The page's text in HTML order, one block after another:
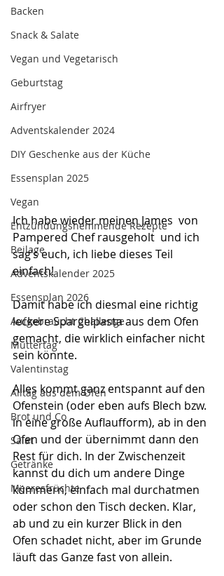
Backen
Snack & Salate
Vegan und Vegetarisch
Geburtstag
Airfryer
Adventskalender 2024
DIY Geschenke aus der Küche
Essensplan 2025
Vegan
Entzündungshemmende Rezepte
Beilage
Adventskalender 2025
Essensplan 2026
Aufgebraucht Challenge
Muttertag
Valentinstag
Alltag aus dem Ofen
Brot und Co
Salat
Getränke
Meeresfrüchte
Ich habe wieder meinen James  von
Pampered Chef rausgeholt  und ich
sag’s euch, ich liebe dieses Teil
einfach!
Damit habe ich diesmal eine richtig
leckere Spargelpasta aus dem Ofen
gemacht, die wirklich einfacher nicht
sein könnte.
Alles kommt ganz entspannt auf den
Ofenstein (oder eben aufs Blech bzw.
in eine große Auflaufform), ab in den
Ofen und der übernimmt dann den
Rest für dich. In der Zwischenzeit
kannst du dich um andere Dinge
kümmern, einfach mal durchatmen
oder schon den Tisch decken. Klar,
ab und zu ein kurzer Blick in den
Ofen schadet nicht, aber im Grunde
läuft das Ganze fast von allein.